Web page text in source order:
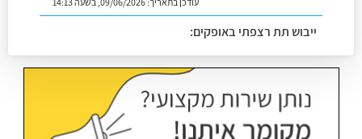
ייבוש תת רצפתי באופקים:
עודכן בתאריך:02/07/2026, בשעה 14:06